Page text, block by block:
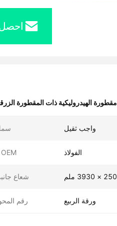
مقطورة الهيدروليكية ذات المقطورة
واجب ثقيل
الفولاذ OEM لا:
شعاع
ورقة الربيع رقم